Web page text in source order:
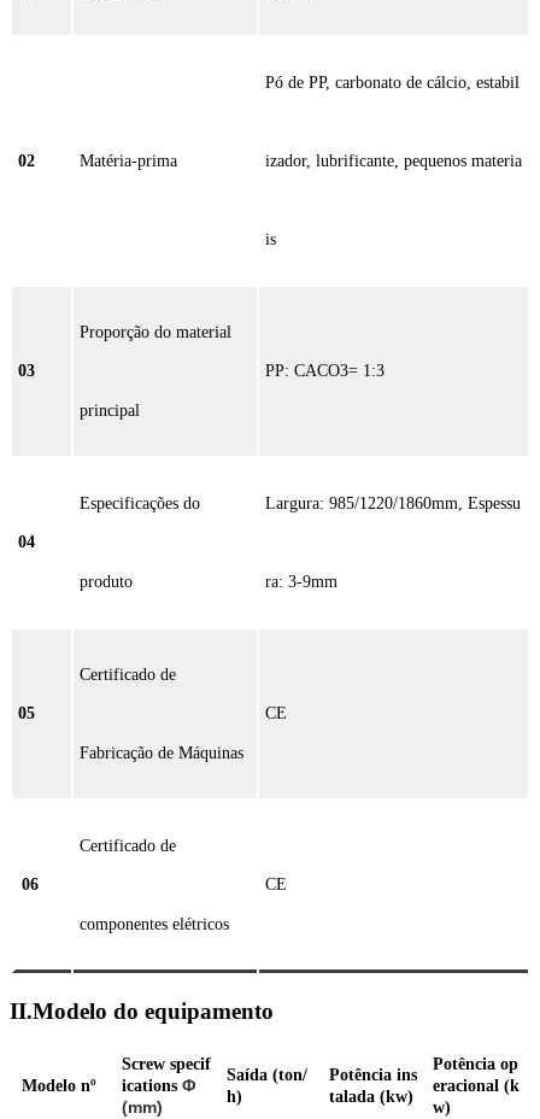
02 Matéria-prima
Pó de PP, carbonato de cálcio, estabil
izador, lubrificante, pequenos materia
is
03
Proporção do material
principal
PP: CACO3= 1:3
04
Especificações do
produto
Largura: 985/1220/1860mm, Espessu
ra: 3-9mm
05
Certificado de
Fabricação de Máquinas
CE
06
Certificado de
componentes elétricos
CE
II.Modelo do equipamento
Modelo nº
Screw specif
ications Φ
(mm)
Saída (ton/
h)
Potência ins
talada (kw)
Potência op
eracional (k
w)